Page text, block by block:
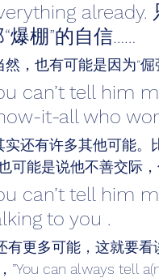
already.
“爆棚”的自信……
然，也有可能是因为“倔
can’t tell him
it-all who
实还有许多其他可能。
可能是说他不善交际
can’t tell him
to you .
有更多可能，这就要
”You can always tell